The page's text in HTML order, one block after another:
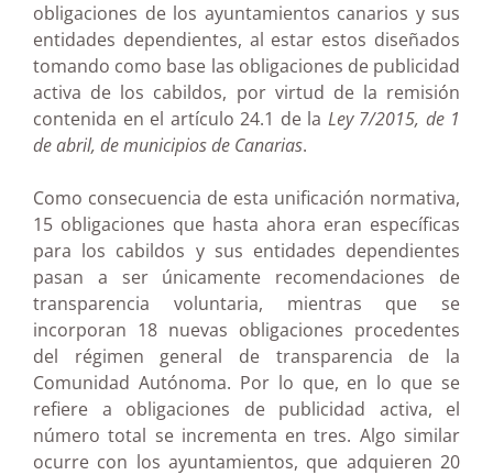
obligaciones de los ayuntamientos canarios y sus
entidades dependientes, al estar estos diseñados
tomando como base las obligaciones de publicidad
activa de los cabildos, por virtud de la remisión
contenida en el artículo 24.1 de la Ley 7/2015, de 1
de abril, de municipios de Canarias.
Como consecuencia de esta unificación normativa,
15 obligaciones que hasta ahora eran específicas
para los cabildos y sus entidades dependientes
pasan a ser únicamente recomendaciones de
transparencia voluntaria, mientras que se
incorporan 18 nuevas obligaciones procedentes
del régimen general de transparencia de la
Comunidad Autónoma. Por lo que, en lo que se
refiere a obligaciones de publicidad activa, el
número total se incrementa en tres. Algo similar
ocurre con los ayuntamientos, que adquieren 20